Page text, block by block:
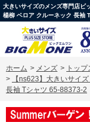
大きいサイズのメンズ専門店ビ
楊柳 ベロア クルーネック 長袖
ホーム > メンズ > トップ
>
【ns623】大きいサイ
長袖 Tシャツ 65-88373-2